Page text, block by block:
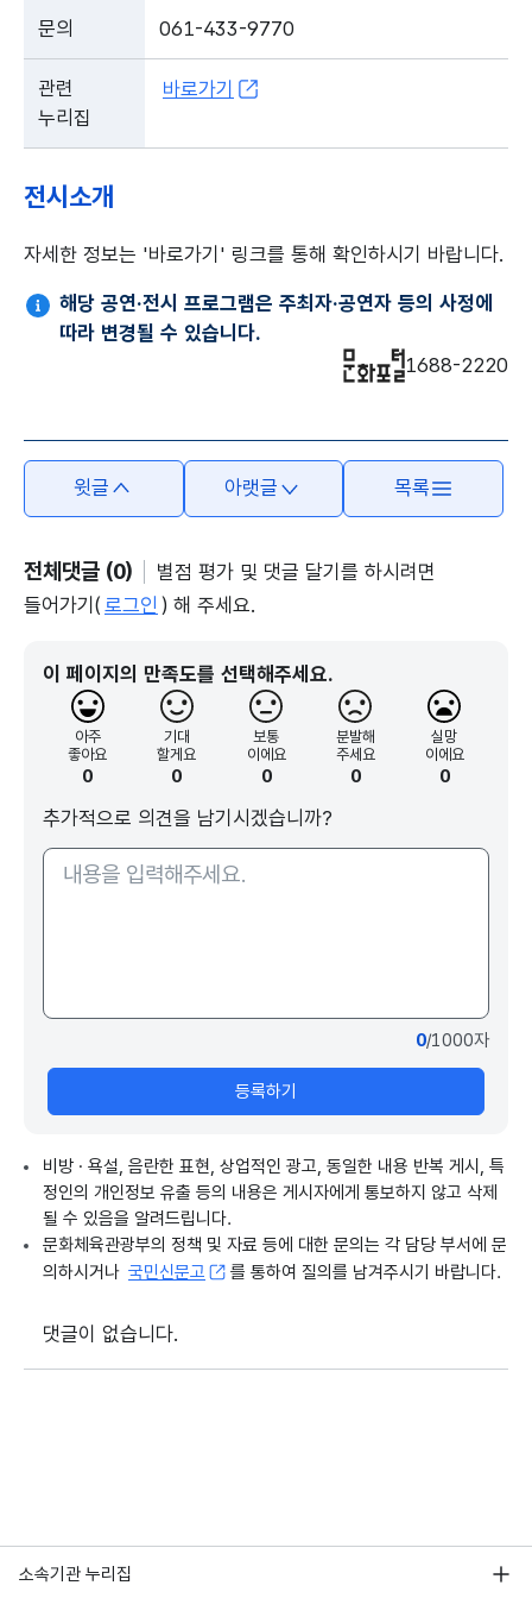
문의 061-433-9770
관련
누리집
바로가기
전시소개
자세한 정보는 '바로가기' 링크를 통해 확인하시기 바랍니다.
해당 공연·전시 프로그램은 주최자·공연자 등의 사정에
따라 변경될 수 있습니다.
1688-2220
윗글 아랫글 목록
전체댓글 (0)
별점 평가 및 댓글 달기를 하시려면
들어가기( 로그인 ) 해 주세요.
이 페이지의 만족도를 선택해주세요.
아주
좋아요
0
기대
할게요
0
보통
이에요
0
분발해
주세요
0
실망
이에요
0
추가적으로 의견을 남기시겠습니까?
0/1000자
등록하기
비방 · 욕설, 음란한 표현, 상업적인 광고, 동일한 내용 반복 게시, 특
정인의 개인정보 유출 등의 내용은 게시자에게 통보하지 않고 삭제
될 수 있음을 알려드립니다.
문화체육관광부의 정책 및 자료 등에 대한 문의는 각 담당 부서에 문
의하시거나 국민신문고 를 통하여 질의를 남겨주시기 바랍니다.
댓글이 없습니다.
소속기관 누리집